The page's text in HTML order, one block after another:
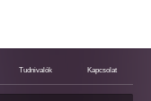
Tudnivalók Kapcsolat